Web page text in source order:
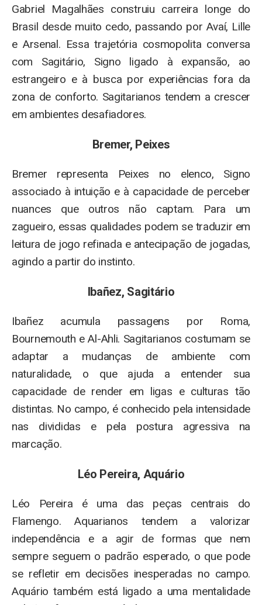
Gabriel Magalhães construiu carreira longe do
Brasil desde muito cedo, passando por Avaí, Lille
e Arsenal. Essa trajetória cosmopolita conversa
com Sagitário, Signo ligado à expansão, ao
estrangeiro e à busca por experiências fora da
zona de conforto. Sagitarianos tendem a crescer
em ambientes desafiadores.
Bremer, Peixes
Bremer representa Peixes no elenco, Signo
associado à intuição e à capacidade de perceber
nuances que outros não captam. Para um
zagueiro, essas qualidades podem se traduzir em
leitura de jogo refinada e antecipação de jogadas,
agindo a partir do instinto.
Ibañez, Sagitário
Ibañez acumula passagens por Roma,
Bournemouth e Al-Ahli. Sagitarianos costumam se
adaptar a mudanças de ambiente com
naturalidade, o que ajuda a entender sua
capacidade de render em ligas e culturas tão
distintas. No campo, é conhecido pela intensidade
nas divididas e pela postura agressiva na
marcação.
Léo Pereira, Aquário
Léo Pereira é uma das peças centrais do
Flamengo. Aquarianos tendem a valorizar
independência e a agir de formas que nem
sempre seguem o padrão esperado, o que pode
se refletir em decisões inesperadas no campo.
Aquário também está ligado a uma mentalidade